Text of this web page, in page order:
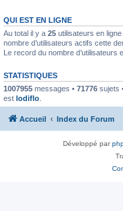
QUI EST EN LIGNE
Au total il y a 25 utilisateurs en
nombre d’utilisateurs actifs cette
Le record du nombre d’utilisateurs
STATISTIQUES
1007955 messages • 71776 sujets
est lodiflo
Accueil Index du Forum
Développé par